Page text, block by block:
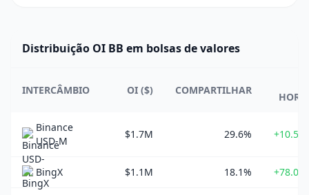
Distribuição OI BB em bolsas de valores
INTERCÂMBIO OI ($) COMPARTILHAR
Binance
USD-M
$1.7M 29.6%
BingX $1.1M 18.1%